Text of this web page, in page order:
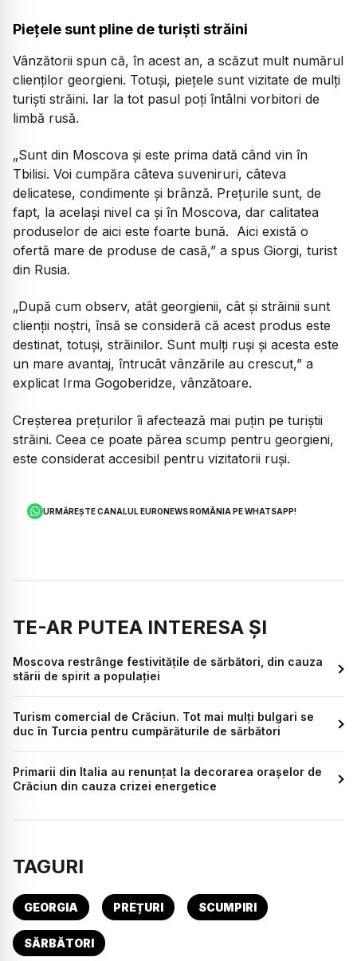
Piețele sunt pline de turiști străini
Vânzătorii spun că, în acest an, a scăzut mult numărul
clienților georgieni. Totuși, piețele sunt vizitate de mulți
turiști străini. Iar la tot pasul poți întâlni vorbitori de
limbă rusă.
„Sunt din Moscova și este prima dată când vin în
Tbilisi. Voi cumpăra câteva suveniruri, câteva
delicatese, condimente și brânză. Prețurile sunt, de
fapt, la același nivel ca și în Moscova, dar calitatea
produselor de aici este foarte bună. Aici există o
ofertă mare de produse de casă,” a spus Giorgi, turist
din Rusia.
„După cum observ, atât georgienii, cât și străinii sunt
clienții noștri, însă se consideră că acest produs este
destinat, totuși, străinilor. Sunt mulți ruși și acesta este
un mare avantaj, întrucât vânzările au crescut,” a
explicat Irma Gogoberidze, vânzătoare.
Creșterea prețurilor îi afectează mai puțin pe turiștii
străini. Ceea ce poate părea scump pentru georgieni,
este considerat accesibil pentru vizitatorii ruși.
URMĂREȘTE CANALUL EURONEWS ROMÂNIA PE WHATSAPP!
TE-AR PUTEA INTERESA ȘI
Moscova restrânge festivităţile de sărbători, din cauza
stării de spirit a populației
Turism comercial de Crăciun. Tot mai mulți bulgari se
duc în Turcia pentru cumpărăturile de sărbători
Primarii din Italia au renunțat la decorarea orașelor de
Crăciun din cauza crizei energetice
TAGURI
GEORGIA PREȚURI SCUMPIRI
SĂRBĂTORI